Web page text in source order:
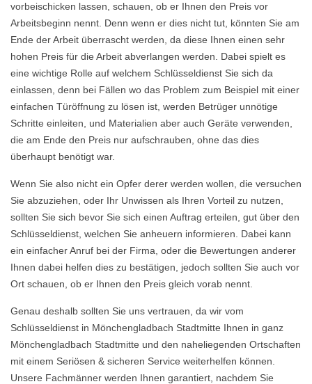
vorbeischicken lassen, schauen, ob er Ihnen den Preis vor
Arbeitsbeginn nennt. Denn wenn er dies nicht tut, könnten Sie am
Ende der Arbeit überrascht werden, da diese Ihnen einen sehr
hohen Preis für die Arbeit abverlangen werden. Dabei spielt es
eine wichtige Rolle auf welchem Schlüsseldienst Sie sich da
einlassen, denn bei Fällen wo das Problem zum Beispiel mit einer
einfachen Türöffnung zu lösen ist, werden Betrüger unnötige
Schritte einleiten, und Materialien aber auch Geräte verwenden,
die am Ende den Preis nur aufschrauben, ohne das dies
überhaupt benötigt war.
Wenn Sie also nicht ein Opfer derer werden wollen, die versuchen
Sie abzuziehen, oder Ihr Unwissen als Ihren Vorteil zu nutzen,
sollten Sie sich bevor Sie sich einen Auftrag erteilen, gut über den
Schlüsseldienst, welchen Sie anheuern informieren. Dabei kann
ein einfacher Anruf bei der Firma, oder die Bewertungen anderer
Ihnen dabei helfen dies zu bestätigen, jedoch sollten Sie auch vor
Ort schauen, ob er Ihnen den Preis gleich vorab nennt.
Genau deshalb sollten Sie uns vertrauen, da wir vom
Schlüsseldienst in Mönchengladbach Stadtmitte Ihnen in ganz
Mönchengladbach Stadtmitte und den naheliegenden Ortschaften
mit einem Seriösen & sicheren Service weiterhelfen können.
Unsere Fachmänner werden Ihnen garantiert, nachdem Sie